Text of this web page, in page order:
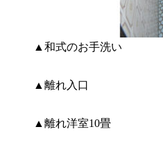
▲和式のお手洗い
▲離れ入口
▲離れ洋室10畳